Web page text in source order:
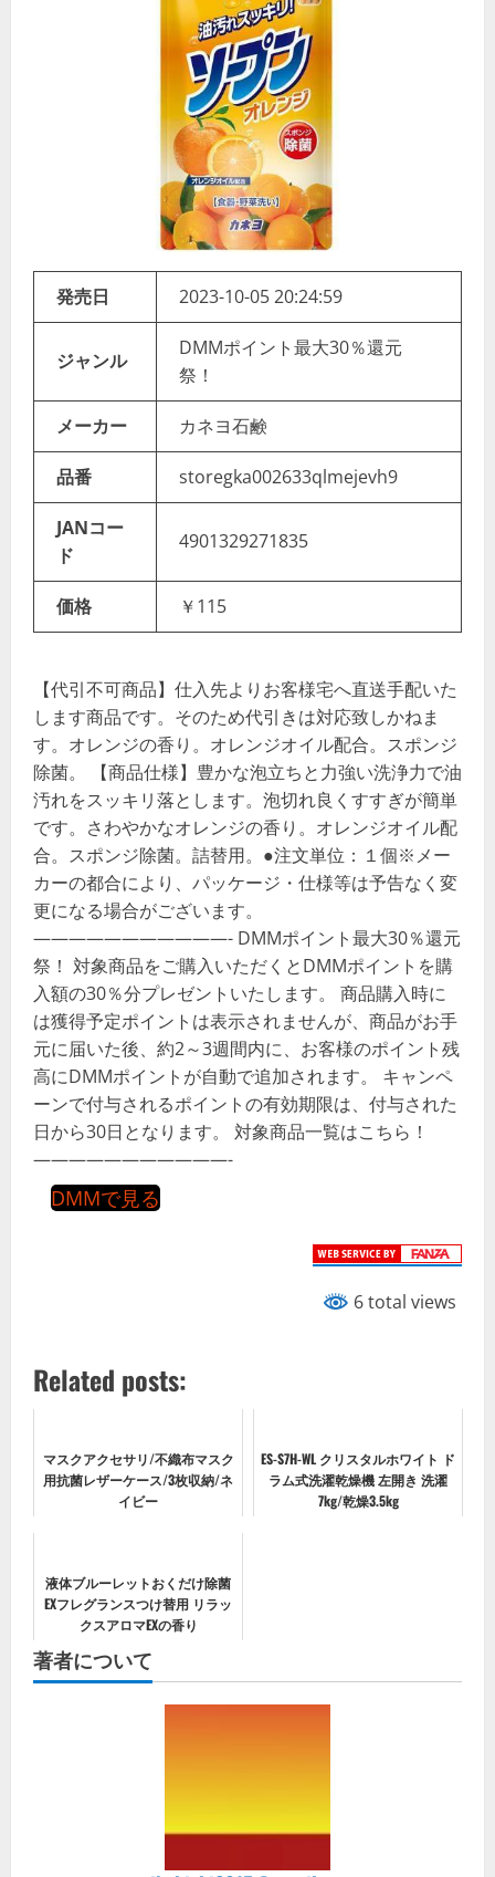
発売日 2023-10-05 20:24:59
ジャンル
DMMポイント最大30％還元
祭！
メーカー カネヨ石鹸
品番 storegka002633qlmejevh9
JANコー
ド
4901329271835
価格 ￥115
【代引不可商品】仕入先よりお客様宅へ直送手配いた
します商品です。そのため代引きは対応致しかねま
す。オレンジの香り。オレンジオイル配合。スポンジ
除菌。 【商品仕様】豊かな泡立ちと力強い洗浄力で油
汚れをスッキリ落とします。泡切れ良くすすぎが簡単
です。さわやかなオレンジの香り。オレンジオイル配
合。スポンジ除菌。詰替用。●注文単位：１個※メー
カーの都合により、パッケージ・仕様等は予告なく変
更になる場合がございます。
———————————- DMMポイント最大30％還元
祭！ 対象商品をご購入いただくとDMMポイントを購
入額の30％分プレゼントいたします。 商品購入時に
は獲得予定ポイントは表示されませんが、商品がお手
元に届いた後、約2～3週間内に、お客様のポイント残
高にDMMポイントが自動で追加されます。 キャンペ
ーンで付与されるポイントの有効期限は、付与された
日から30日となります。 対象商品一覧はこちら！
———————————-
DMMで見る
6 total views
Related posts:
マスクアクセサリ/不織布マスク
用抗菌レザーケース/3枚収納/ネ
イビー
ES-S7H-WL クリスタルホワイト ド
ラム式洗濯乾燥機 左開き 洗濯
7kg/乾燥3.5kg
液体ブルーレットおくだけ除菌
EXフレグランスつけ替用 リラッ
クスアロマEXの香り
著者について